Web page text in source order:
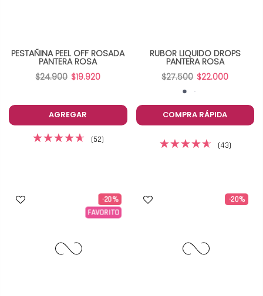
PESTAÑINA PEEL OFF ROSADA
PANTERA ROSA
$24.900 $19.920
AGREGAR
(52)
RUBOR LIQUIDO DROPS
PANTERA ROSA
$27.500 $22.000
COMPRA RÁPIDA
(43)
-20%
FAVORITO
-20%